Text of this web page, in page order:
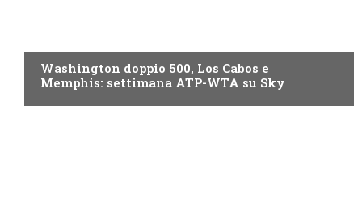
Washington doppio 500, Los Cabos e
Memphis: settimana ATP-WTA su Sky